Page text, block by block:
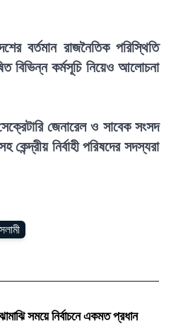
বর্তমান রাজনৈতিক পরিস্থিতি
বিভিন্ন কর্মসূচি নিয়েও আলোচনা
জেনারেল ও সাবেক সংসদ
নির্বাহী পরিষদের সদস্যরা
সময়ে নির্বাচনে একমত প্রধান